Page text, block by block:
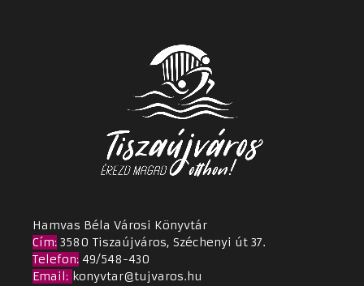
Hamvas Béla Városi Könyvtár
Cím: 3580 Tiszaújváros, Széchenyi út 37.
Telefon: 49/548-430
Email : konyvtar@tujvaros.hu